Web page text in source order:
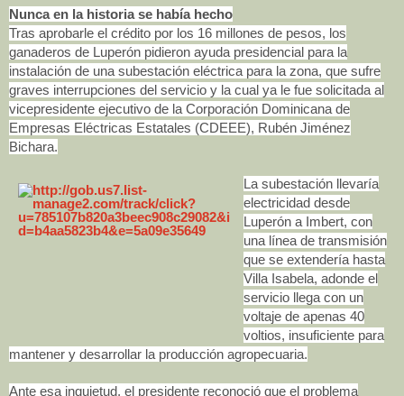
Nunca en la historia se había hecho
Tras aprobarle el crédito por los 16 millones de pesos, los
ganaderos de Luperón pidieron ayuda presidencial para la
instalación de una subestación eléctrica para la zona, que sufre
graves interrupciones del servicio y la cual ya le fue solicitada al
vicepresidente ejecutivo de la Corporación Dominicana de
Empresas Eléctricas Estatales (CDEEE), Rubén Jiménez
Bichara.
La subestación llevaría
electricidad desde
Luperón a Imbert, con
una línea de transmisión
que se extendería hasta
Villa Isabela, adonde el
servicio llega con un
voltaje de apenas 40
voltios, insuficiente para
mantener y desarrollar la producción agropecuaria.
Ante esa inquietud, el presidente reconoció que el problema